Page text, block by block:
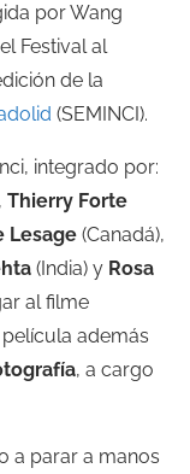
por Wang
Festival al
de la
(SEMINCI).
integrado por:
Thierry Forte
Lesage (Canadá),
(India) y Rosa
al filme
además
, a cargo
a parar a manos